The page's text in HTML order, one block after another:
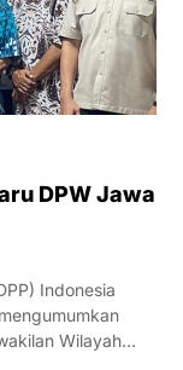
DPW Jawa
Indonesia
Wilayah…